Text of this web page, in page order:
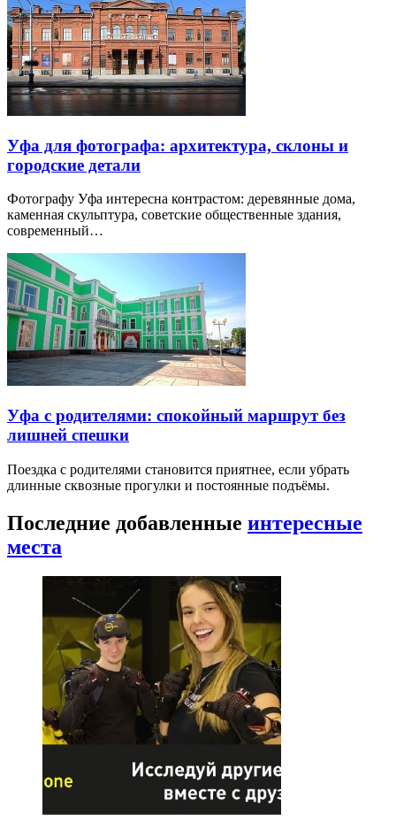
Уфа для фотографа: архитектура, склоны и
городские детали
Фотографу Уфа интересна контрастом: деревянные дома,
каменная скульптура, советские общественные здания,
современный…
Уфа с родителями: спокойный маршрут без
лишней спешки
Поездка с родителями становится приятнее, если убрать
длинные сквозные прогулки и постоянные подъёмы.
Последние добавленные интересные
места